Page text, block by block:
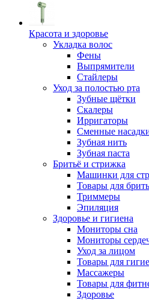
Красота и здоровье
Укладка волос
Фены
Выпрямители
Стайлеры
Уход за полостью рта
Зубные щётки
Скалеры
Ирригаторы
Сменные
Зубная нить
Зубная паста
Бритьё и стрижка
Машинки для
Товары для
Триммеры
Эпиляция
Здоровье и гигиена
Мониторы сна
Мониторы
Уход за лицом
Товары для
Массажеры
Товары для
Здоровье